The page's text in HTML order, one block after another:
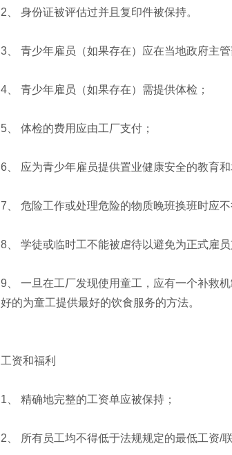
2、 身份证被评估过并且复印件被保持。
3、 青少年雇员（如果存在）应在当地政府主管
4、 青少年雇员（如果存在）需提供体检；
5、 体检的费用应由工厂支付；
6、 应为青少年雇员提供置业健康安全的教育和
7、 危险工作或处理危险的物质晚班换班时应不
8、 学徒或临时工不能被虐待以避免为正式雇
9、 一旦在工厂发现使用童工，应有一个补救
好的为童工提供最好的饮食服务的方法。
工资和福利
1、 精确地完整的工资单应被保持；
2、 所有员工均不得低于法规规定的最低工资/